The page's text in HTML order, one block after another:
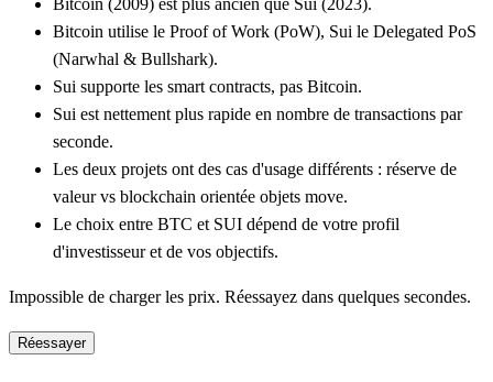
Bitcoin utilise le Proof of Work (PoW), Sui le Delegated PoS
(Narwhal & Bullshark).
Sui supporte les smart contracts, pas Bitcoin.
Sui est nettement plus rapide en nombre de transactions par
seconde.
Les deux projets ont des cas d'usage différents : réserve de
valeur vs blockchain orientée objets move.
Le choix entre BTC et SUI dépend de votre profil
d'investisseur et de vos objectifs.
Impossible de charger les prix. Réessayez dans quelques secondes.
Réessayer